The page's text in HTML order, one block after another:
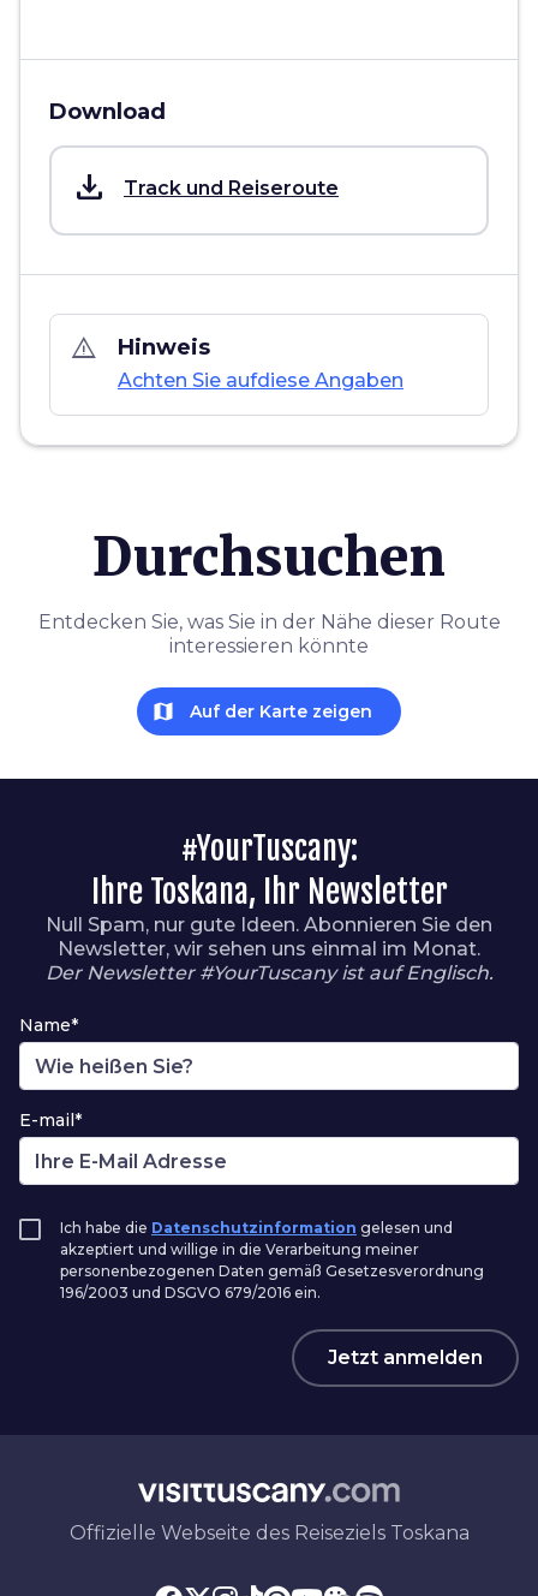
Download
save_alt Track und Reiseroute
warning_amber Hinweis
Achten Sie aufdiese Angaben
Durchsuchen
Entdecken Sie, was Sie in der Nähe dieser Route
interessieren könnte
map Auf der Karte zeigen
#YourTuscany:
Ihre Toskana, Ihr Newsletter
Null Spam, nur gute Ideen. Abonnieren Sie den
Newsletter, wir sehen uns einmal im Monat.
Der Newsletter #YourTuscany ist auf Englisch.
Name*
E-mail*
Ich habe die Datenschutzinformation gelesen und
akzeptiert und willige in die Verarbeitung meiner
personenbezogenen Daten gemäß Gesetzesverordnung
196/2003 und DSGVO 679/2016 ein.
Jetzt anmelden
Offizielle Webseite des Reiseziels Toskana